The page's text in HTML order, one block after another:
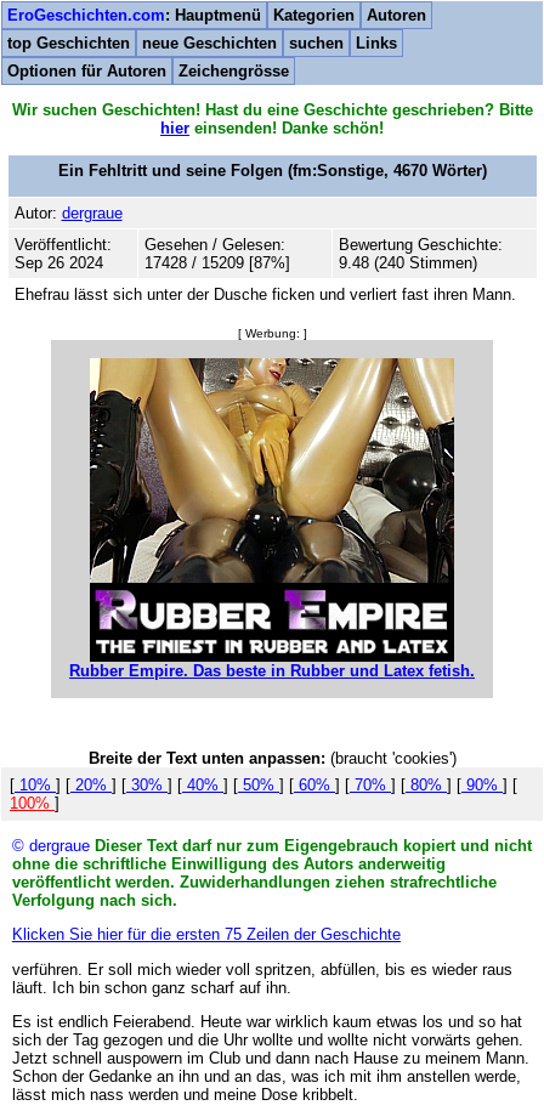
EroGeschichten.com: Hauptmenü Kategorien
Autoren
top Geschichten
neue Geschichten suchen
Links
Optionen für Autoren
Zeichengrösse
Wir suchen Geschichten! Hast du eine Geschichte geschrieben? Bitte
hier einsenden! Danke schön!
Ein Fehltritt und seine Folgen(fm:Sonstige, 4670Wörter)
Autor: dergraue
Veröffentlicht:
Sep 26 2024
Gesehen / Gelesen:
17428 / 15209 [87%]
Bewertung Geschichte:
9.48 (240 Stimmen)
Ehefrau lässt sich unter der Dusche ficken und verliert fast ihren Mann.
[ Werbung: ]
Rubber Empire. Das beste in Rubber und Latex fetish.
Breite der Text unten anpassen: (braucht 'cookies')
[ 10% ] [ 20% ] [ 30% ] [ 40% ] [ 50% ] [ 60% ] [ 70% ] [ 80% ] [ 90% ] [
100% ]
© dergraue Dieser Text darf nur zum Eigengebrauch kopiert und nicht
ohne die schriftliche Einwilligung des Autors anderweitig
veröffentlicht werden. Zuwiderhandlungen ziehen strafrechtliche
Verfolgung nach sich.
Klicken Sie hier für die ersten 75 Zeilen der Geschichte
verführen. Er soll mich wieder voll spritzen, abfüllen, bis es wieder raus
läuft. Ich bin schon ganz scharf auf ihn.
Es ist endlich Feierabend. Heute war wirklich kaum etwas los und so hat
sich der Tag gezogen und die Uhr wollte und wollte nicht vorwärts gehen.
Jetzt schnell auspowern im Club und dann nach Hause zu meinem Mann.
Schon der Gedanke an ihn und an das, was ich mit ihm anstellen werde,
lässt mich nass werden und meine Dose kribbelt.